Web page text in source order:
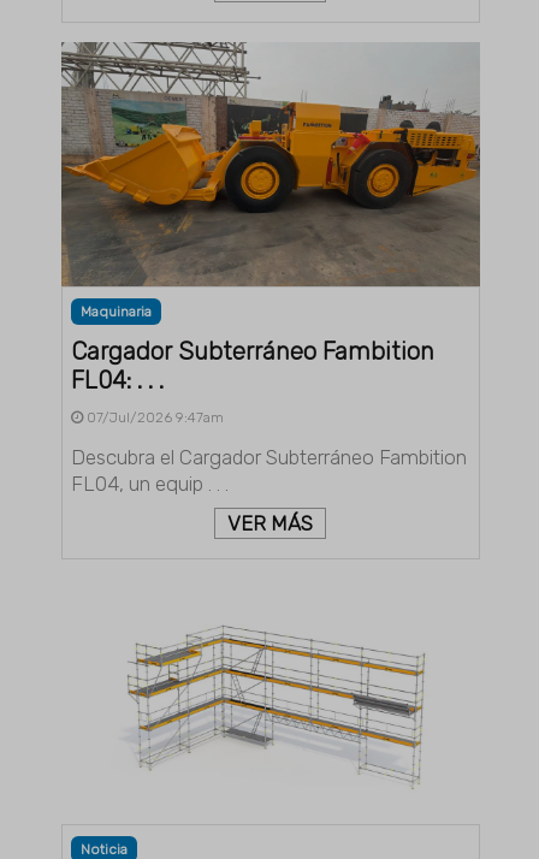
Maquinaria
Cargador Subterráneo Fambition
FL04: . . .
07/Jul/2026 9:47am
Descubra el Cargador Subterráneo Fambition
FL04, un equip . . .
VER MÁS
Noticia